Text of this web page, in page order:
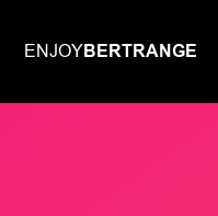
ENJOYBERTRANGE